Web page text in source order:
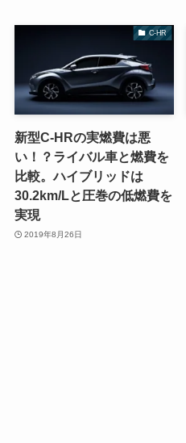
C-HR
新型C-HRの実燃費は悪
い！？ライバル車と燃費を
比較。ハイブリッドは
30.2km/Lと圧巻の低燃費を
実現
2019年8月26日